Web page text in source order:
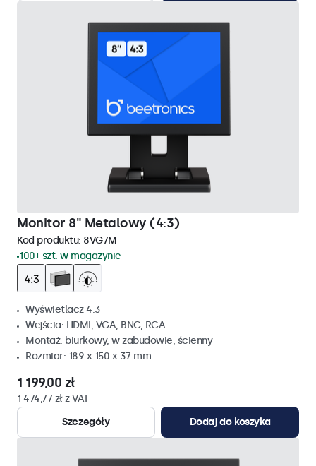
Monitor 8" Metalowy (4:3)
Kod produktu: 8VG7M
100+ szt. w magazynie
Wyświetlacz 4:3
Wejścia: HDMI, VGA, BNC, RCA
Montaż: biurkowy, w zabudowie, ścienny
Rozmiar: 189 x 150 x 37 mm
1 199,00 zł
1 474,77 zł z VAT
Szczegóły
Dodaj do koszyka